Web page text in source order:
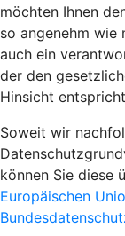
möchten Ihnen
so angenehm
auch ein
der den
Hinsicht
Soweit wir
können Sie diese
Europäischen